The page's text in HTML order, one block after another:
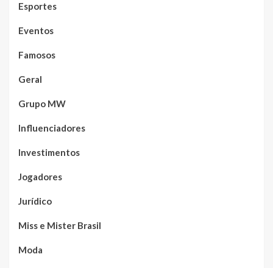
Esportes
Eventos
Famosos
Geral
Grupo MW
Influenciadores
Investimentos
Jogadores
Jurídico
Miss e Mister Brasil
Moda